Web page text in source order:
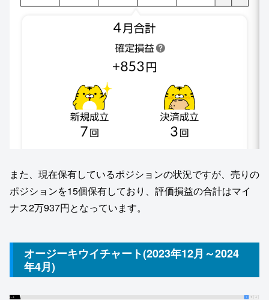
また、現在保有しているポジションの状況ですが、売りの
ポジションを15個保有しており、評価損益の合計はマイ
ナス2万937円となっています。
オージーキウイチャート(2023年12月～2024
年4月)